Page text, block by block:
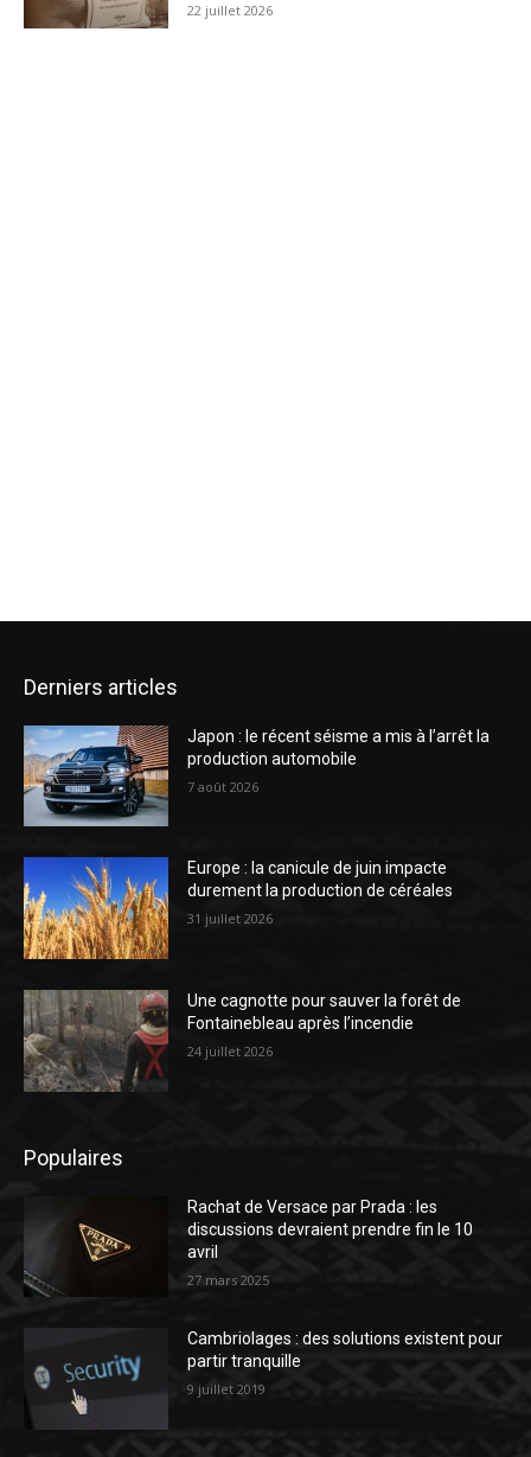
22 juillet 2026
Derniers articles
Japon : le récent séisme a mis à l’arrêt la
production automobile
7 août 2026
Europe : la canicule de juin impacte
durement la production de céréales
31 juillet 2026
Une cagnotte pour sauver la forêt de
Fontainebleau après l’incendie
24 juillet 2026
Populaires
Rachat de Versace par Prada : les
discussions devraient prendre fin le 10
avril
27 mars 2025
Cambriolages : des solutions existent pour
partir tranquille
9 juillet 2019